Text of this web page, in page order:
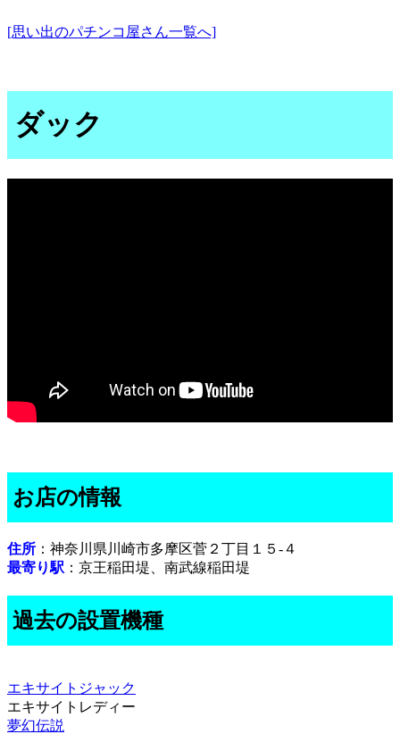
[思い出のパチンコ屋さん一覧へ]
ダック
お店の情報
住所 ：神奈川県川崎市多摩区菅２丁目１５-４
最寄り駅 ：京王稲田堤、南武線稲田堤
過去の設置機種
エキサイトジャック
エキサイトレディー
夢幻伝説